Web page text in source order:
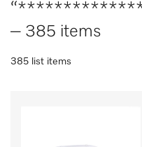
– 385 items
385 list items